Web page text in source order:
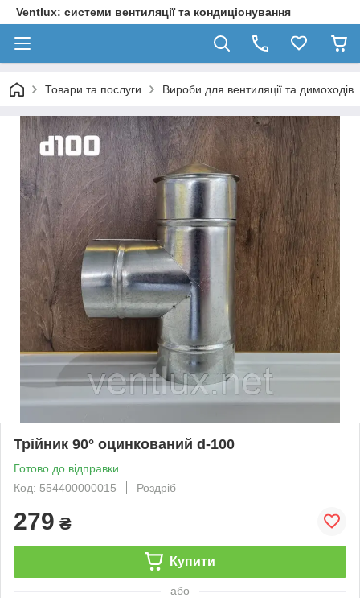
Ventlux: системи вентиляції та кондиціонування
Товари та послуги Вироби для вентиляції та димоходів
Трійник 90° оцинкований d-100
Готово до відправки
Код: 554400000015
Роздріб
279 ₴
Купити
або